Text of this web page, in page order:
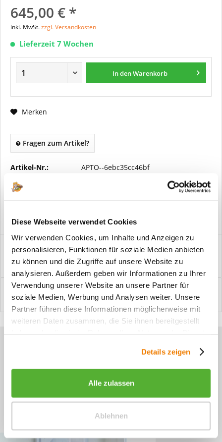
Diese Webseite verwendet Cookies
Wir verwenden Cookies, um Inhalte und Anzeigen zu
personalisieren, Funktionen für soziale Medien anbieten
zu können und die Zugriffe auf unsere Website zu
analysieren. Außerdem geben wir Informationen zu Ihrer
Verwendung unserer Website an unsere Partner für
soziale Medien, Werbung und Analysen weiter. Unsere
Partner führen diese Informationen möglicherweise mit
weiteren Daten zusammen, die Sie ihnen bereitgestellt
Details zeigen
Alle zulassen
Ablehnen
645,00 € *
inkl. MwSt.zzgl. Versandkosten
Lieferzeit 7 Wochen
In denWarenkorb
Merken
Fragen zum Artikel?
Artikel-Nr.: APTO--6ebc35cc46bf
Vorteile
Windfangelemente online am Bildschirm konfigurieren und
einbaufertig bestellen. In wenigen...
Bewertungen
0
Bewertungen lesen, schreiben und diskutieren...mehr
Sie haben Fragen zu unseren
+49 (0)4244 965 34 04
Mo - Do, 09:00 - 16:00 Uhr
und Fr, 09:00 - 13:00 Uhr